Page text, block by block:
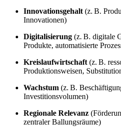
Innovationsgehalt (z. B.
Innovationen)
Digitalisierung (z. B. digitale
Produkte, automatisierte
Kreislaufwirtschaft (z. B.
Produktionsweisen,
Wachstum (z. B.
Investitionsvolumen)
Regionale Relevanz
zentraler Ballungsräume)